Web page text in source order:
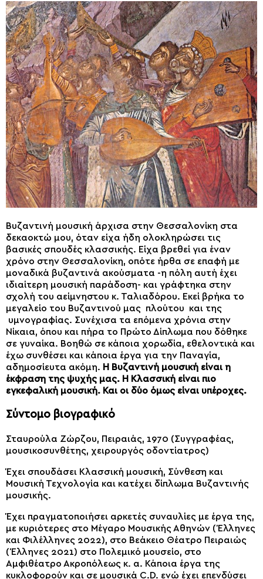
Βυζαντινή μουσική άρχισα στην Θεσσαλονίκη στα
δεκαοκτώ μου, όταν είχα ήδη ολοκληρώσει τις
βασικές σπουδές κλασσικής. Είχα βρεθεί για έναν
χρόνο στην Θεσσαλονίκη, οπότε ήρθα σε επαφή με
μοναδικά βυζαντινά ακούσματα -η πόλη αυτή έχει
ιδιαίτερη μουσική παράδοση- και γράφτηκα στην
σχολή του αείμνηστου κ. Ταλιαδόρου. Εκεί βρήκα το
μεγαλείο του Βυζαντινού μας πλούτου και της
υμνογραφίας. Συνέχισα τα επόμενα χρόνια στην
Νίκαια, όπου και πήρα το Πρώτο Δίπλωμα που δόθηκε
σε γυναίκα. Βοηθώ σε κάποια χορωδία, εθελοντικά και
έχω συνθέσει και κάποια έργα για την Παναγία,
αδημοσίευτα ακόμη. Η Βυζαντινή μουσική είναι η
έκφραση της ψυχής μας. Η Κλασσική είναι πιο
εγκεφαλική μουσική. Και οι δύο όμως είναι υπέροχες.
Σύντομο βιογραφικό
Σταυρούλα Ζώρζου, Πειραιάς, 1970 (Συγγραφέας,
μουσικοσυνθέτης, χειρουργός οδοντίατρος)
Έχει σπουδάσει Κλασσική μουσική, Σύνθεση και
Μουσική Τεχνολογία και κατέχει δίπλωμα Βυζαντινής
μουσικής.
Έχει πραγματοποιήσει αρκετές συναυλίες με έργα της,
με κυριότερες στο Μέγαρο Μουσικής Αθηνών (Έλληνες
και Φιλέλληνες 2022), στο Βεάκειο Θέατρο Πειραιώς
(Έλληνες 2021) στο Πολεμικό μουσείο, στο
Αμφιθέατρο Ακροπόλεως κ. α. Κάποια έργα της
κυκλοφορούν και σε μουσικά C.D. ενώ έχει επενδύσει